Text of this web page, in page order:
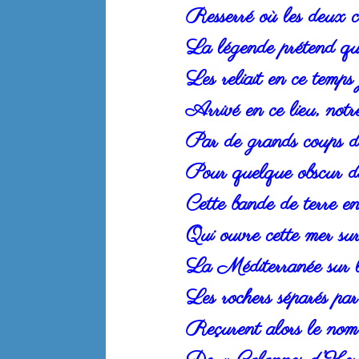
Resserré où les deux
La légende prétend
Les reliait en ce
Arrivé en ce lieu,
Par de grands coups
Pour quelque obscur
Cette bande de terre
Qui ouvre cette mer
La Méditerranée sur
Les rochers séparés
Reçurent alors le